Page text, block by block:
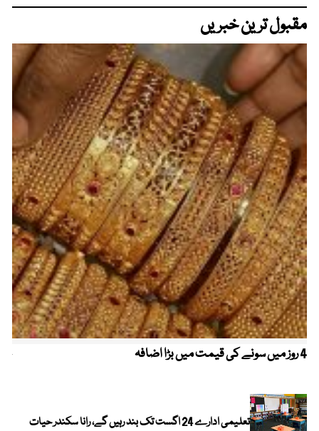
مقبول ترین خبریں
4 روز میں سونے کی قیمت میں بڑا اضافہ
تعلیمی ادارے 24 اگست تک بند رہیں گے، رانا سکندر حیات